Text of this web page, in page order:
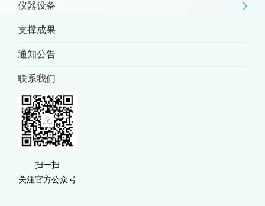
仪器设备
支撑成果
通知公告
联系我们
扫一扫
关注官方公众号